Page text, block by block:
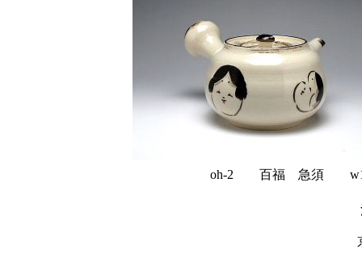
oh-2 百福 急須